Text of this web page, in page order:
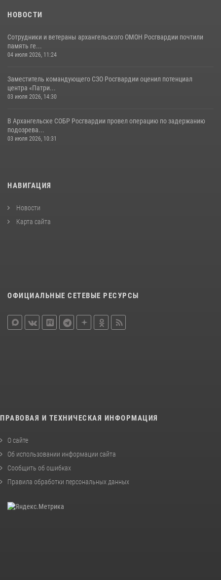
НОВОСТИ
Сотрудники и ветераны архангельского ОМОН Росгвардии почтили
память ге...
04 июля 2026, 11:24
Заместитель командующего СЗО Росгвардии оценил потенциал
центра «Патри...
03 июля 2026, 14:30
В Архангельске СОБР Росгвардии провел операцию по задержанию
подозрева...
03 июля 2026, 10:31
НАВИГАЦИЯ
Новости
Карта сайта
ОФИЦИАЛЬНЫЕ СЕТЕВЫЕ РЕСУРСЫ
ПРАВОВАЯ И ТЕХНИЧЕСКАЯ ИНФОРМАЦИЯ
О сайте
Об использовании информации сайта
Сообщить об ошибках
Правила обработки персональных данных